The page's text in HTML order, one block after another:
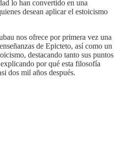
lo han convertido en una
desean aplicar el estoicismo
nos ofrece por primera vez una
de Epicteto, así como un
destacando tanto sus puntos
por qué esta filosofía
dos mil años después.